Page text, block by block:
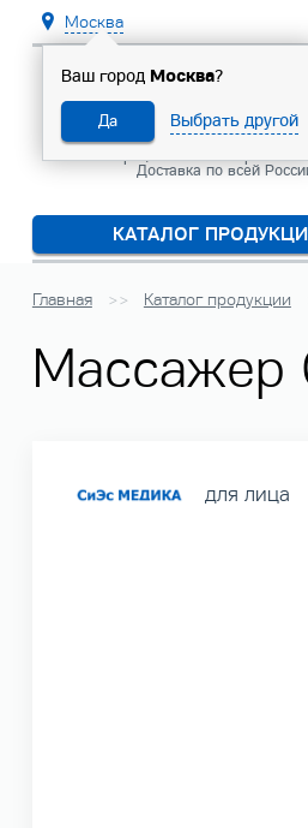
Москва
Ваш город Москва?
Да Выбрать другой
Официальный интернет-
Доставка по всей
КАТАЛОГ
Главная Каталог продукции
Массажер
для лица